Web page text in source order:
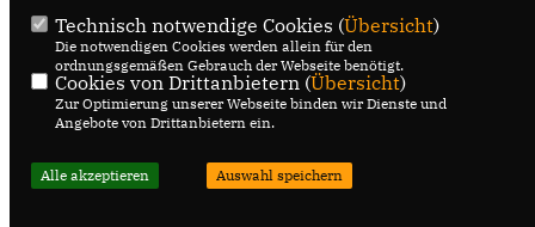
Technisch notwendige Cookies (Übersicht)
Die notwendigen Cookies werden allein für den
ordnungsgemäßen Gebrauch der Webseite benötigt.
Cookies von Drittanbietern (Übersicht)
Zur Optimierung unserer Webseite binden wir Dienste und
Angebote von Drittanbietern ein.
Alle akzeptieren Auswahl speichern